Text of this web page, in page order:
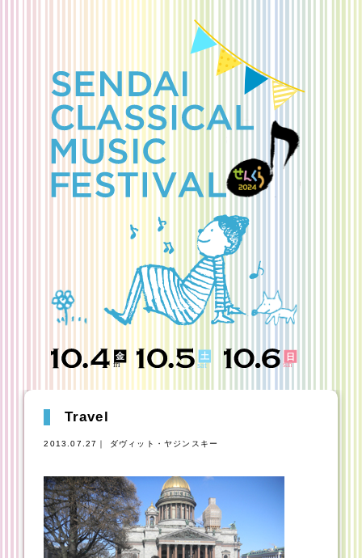
Travel
2013.07.27｜ ダヴィット・ヤジンスキー